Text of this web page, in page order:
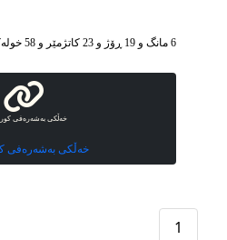
6 مانگ و 19 ڕۆژ و 23 کاتژمێر و 58 خوله‌ک له‌مه‌وپێش‌
خەڵکی بەشەرەفی
خەڵکی بەشەرەفی
1